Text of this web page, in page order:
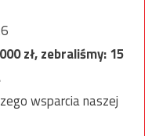
zł, zebraliśmy:15
wsparcia naszej